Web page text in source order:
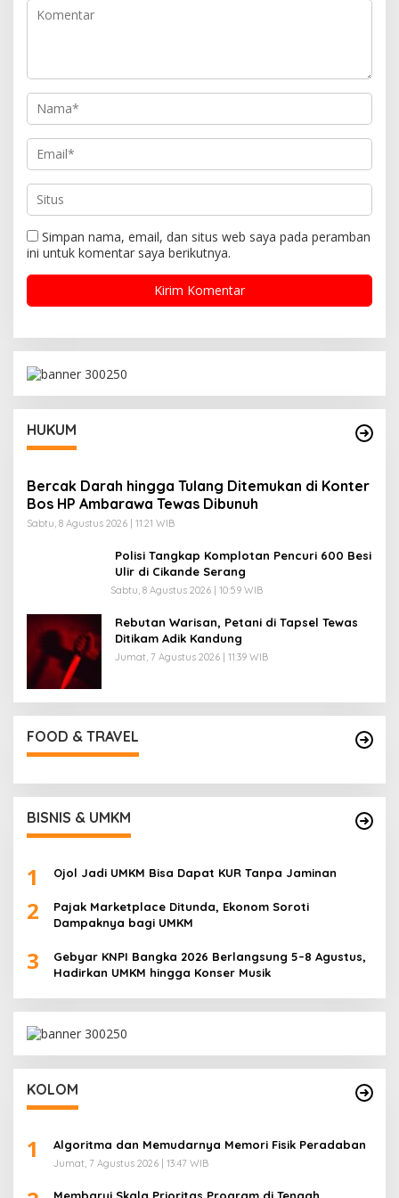
p
Simpan nama, email, dan situs web saya pada peramban
ini untuk komentar saya berikutnya.
HUKUM
Bercak Darah hingga Tulang Ditemukan di Konter
Bos HP Ambarawa Tewas Dibunuh
Sabtu, 8 Agustus 2026 | 11:21 WIB
Polisi Tangkap Komplotan Pencuri 600 Besi
Ulir di Cikande Serang
Sabtu, 8 Agustus 2026 | 10:59 WIB
Rebutan Warisan, Petani di Tapsel Tewas
Ditikam Adik Kandung
Jumat, 7 Agustus 2026 | 11:39 WIB
FOOD & TRAVEL
BISNIS & UMKM
1 Ojol Jadi UMKM Bisa Dapat KUR Tanpa Jaminan
2
Pajak Marketplace Ditunda, Ekonom Soroti
Dampaknya bagi UMKM
3
Gebyar KNPI Bangka 2026 Berlangsung 5–8 Agustus,
Hadirkan UMKM hingga Konser Musik
KOLOM
1 Algoritma dan Memudarnya Memori Fisik Peradaban
Jumat, 7 Agustus 2026 | 13:47 WIB
Membarui Skala Prioritas Program di Tengah